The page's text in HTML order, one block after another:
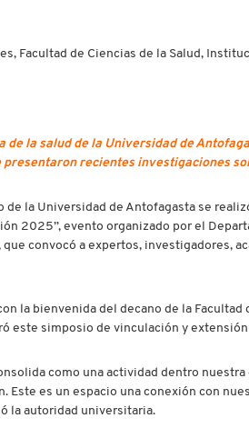
Facultad de Ciencias de la Salud,
de la salud de la Universidad de
presentaron recientes investigaciones
de la Universidad de Antofagasta se
2025”, evento organizado por el
que convocó a expertos, investigadores,
la bienvenida del decano de la
este simposio de vinculación y
como una actividad dentro
Este es un espacio una conexión con
la autoridad universitaria.